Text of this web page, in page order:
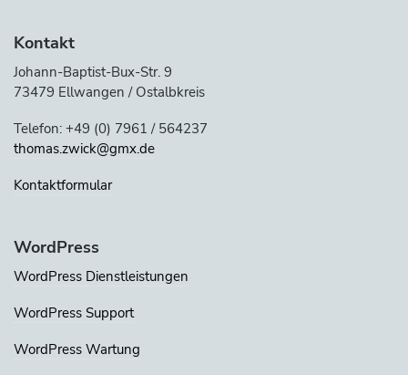
Kontakt
Johann-Baptist-Bux-Str. 9
73479 Ellwangen / Ostalbkreis
Telefon: +49 (0) 7961 / 564237
thomas.zwick@gmx.de
Kontaktformular
WordPress
WordPress Dienstleistungen
WordPress Support
WordPress Wartung